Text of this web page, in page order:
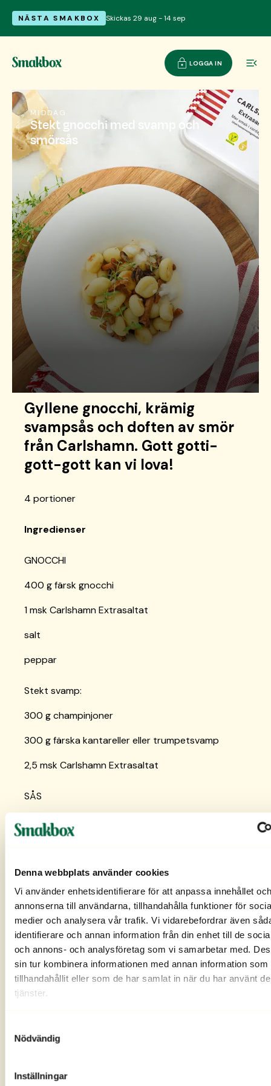
Denna webbplats använder cookies
Vi använder enhetsidentifierare för att anpassa innehållet och
annonserna till användarna, tillhandahålla funktioner för
medier och analysera vår trafik. Vi vidarebefordrar även
identifierare och annan information från din enhet till de
och annons- och analysföretag som vi samarbetar med.
sin tur kombinera informationen med annan information som
tillhandahållit eller som de har samlat in när du har använt
tjänster.
Nödvändig
Inställningar
NÄSTA SMAKBOX Skickas 29 aug - 14 sep
LOGGA IN
MIDDAG
Stekt gnocchi med svamp och
smörsås
Gyllene gnocchi, krämig
svampsås och doften av smör
från Carlshamn. Gott gotti-
gott-gott kan vi lova!
4 portioner
Ingredienser
GNOCCHI
400 g färsk gnocchi
1 msk Carlshamn Extrasaltat
salt
peppar
Stekt svamp:
300 g champinjoner
300 g färska kantareller eller trumpetsvamp
2,5 msk Carlshamn Extrasaltat
SÅS
2 dl crème fraiche
0,5 dl riven parmesan
salt
TOPPING
färsk timjan
Gör så här:
peppar och ställ åt sidan.
Carlshamn Extrasaltat.